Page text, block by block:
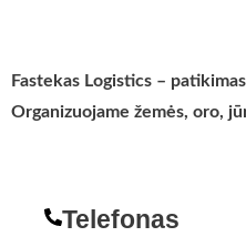
Fastekas Logistics –
Organizuojame žemės, oro,
Telefonas